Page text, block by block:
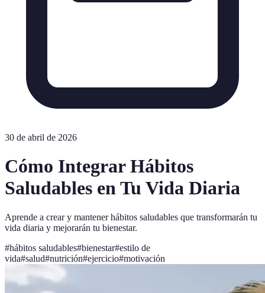
30 de abril de 2026
Cómo Integrar Hábitos
Saludables en Tu Vida Diaria
Aprende a crear y mantener hábitos saludables que transformarán tu
vida diaria y mejorarán tu bienestar.
#hábitos saludables#bienestar#estilo de
vida#salud#nutrición#ejercicio#motivación